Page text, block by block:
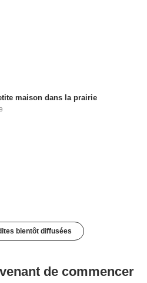
maison dans la prairie
bientôt diffusées
de commencer